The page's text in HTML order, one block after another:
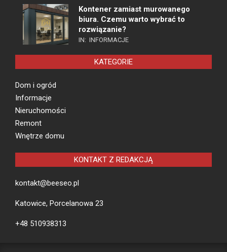
Kontener zamiast murowanego
biura. Czemu warto wybrać to
rozwiązanie?
IN: INFORMACJE
KATEGORIE
Dom i ogród
Informacje
Nieruchomości
Remont
Wnętrze domu
KONTAKT Z REDAKCJĄ
kontakt@beeseo.pl
Katowice, Porcelanowa 23
+48 510938313